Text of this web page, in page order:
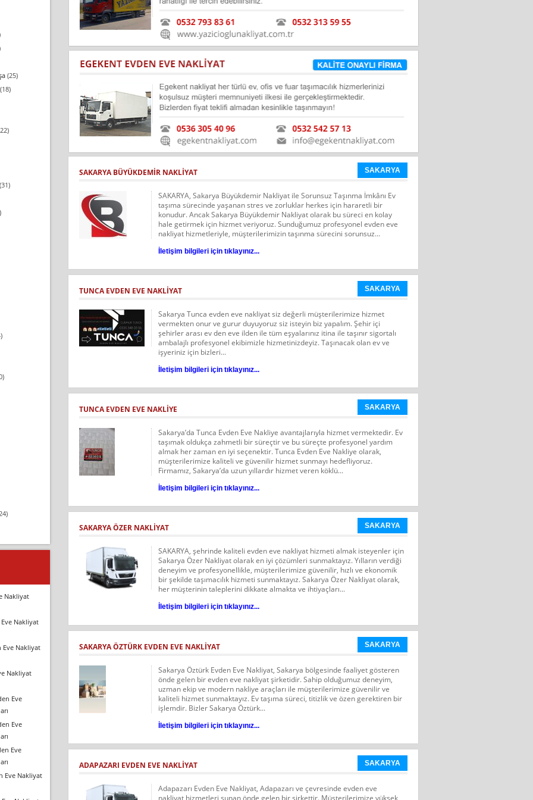
SAKARYA BÜYÜKDEMIR NAKLIYAT SAKARYA
SAKARYA, Sakarya Büyükdemir Nakliyat ile Sorunsuz Taşınma İmkânı Ev
taşıma sürecinde yaşanan stres ve zorluklar herkes için hararetli bir
konudur. Ancak Sakarya Büyükdemir Nakliyat olarak bu süreci en kolay
hale getirmek için hizmet veriyoruz. Sunduğumuz profesyonel evden eve
nakliyat hizmetleriyle, müşterilerimizin taşınma sürecini sorunsuz...
İletişim bilgileri için tıklayınız...
TUNCA EVDEN EVE NAKLIYAT SAKARYA
Sakarya Tunca evden eve nakliyat siz değerli müşterilerimize hizmet
vermekten onur ve gurur duyuyoruz siz isteyin biz yapalım. Şehir içi
şehirler arası ev den eve ilden ile tüm eşyalarınız itina ile taşınır sigortalı
ambalajlı profesyonel ekibimizle hizmetinizdeyiz. Taşınacak olan ev ve
işyeriniz için bizleri...
İletişim bilgileri için tıklayınız...
TUNCA EVDEN EVE NAKLIYE SAKARYA
Sakarya’da Tunca Evden Eve Nakliye avantajlarıyla hizmet vermektedir. Ev
taşımak oldukça zahmetli bir süreçtir ve bu süreçte profesyonel yardım
almak her zaman en iyi seçenektir. Tunca Evden Eve Nakliye olarak,
müşterilerimize kaliteli ve güvenilir hizmet sunmayı hedefliyoruz.
Firmamız, Sakarya’da uzun yıllardır hizmet veren köklü...
İletişim bilgileri için tıklayınız...
SAKARYA ÖZER NAKLIYAT SAKARYA
SAKARYA, şehrinde kaliteli evden eve nakliyat hizmeti almak isteyenler için
Sakarya Özer Nakliyat olarak en iyi çözümleri sunmaktayız. Yılların verdiği
deneyim ve profesyonellikle, müşterilerimize güvenilir, hızlı ve ekonomik
bir şekilde taşımacılık hizmeti sunmaktayız. Sakarya Özer Nakliyat olarak,
her müşterinin taleplerini dikkate almakta ve ihtiyaçları...
İletişim bilgileri için tıklayınız...
SAKARYA ÖZTÜRK EVDEN EVE NAKLIYAT SAKARYA
Sakarya Öztürk Evden Eve Nakliyat, Sakarya bölgesinde faaliyet gösteren
önde gelen bir evden eve nakliyat şirketidir. Sahip olduğumuz deneyim,
uzman ekip ve modern nakliye araçları ile müşterilerimize güvenilir ve
kaliteli hizmet sunmaktayız. Ev taşıma süreci, titizlik ve özen gerektiren bir
işlemdir. Bizler Sakarya Öztürk...
İletişim bilgileri için tıklayınız...
ADAPAZARI EVDEN EVE NAKLIYAT SAKARYA
Adapazarı Evden Eve Nakliyat, Adapazarı ve çevresinde evden eve
nakliyat hizmetleri sunan önde gelen bir şirkettir. Müşterilerimize yüksek
(25)
Nakliyat
Nakliyat
Eve Nakliyat
Nakliyat
Eve
Eve
Eve
Eve Nakliyat